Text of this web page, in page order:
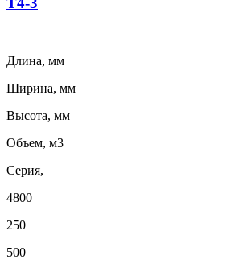
Длина, мм
Ширина, мм
Высота, мм
Объем, м3
Серия,
4800
250
500